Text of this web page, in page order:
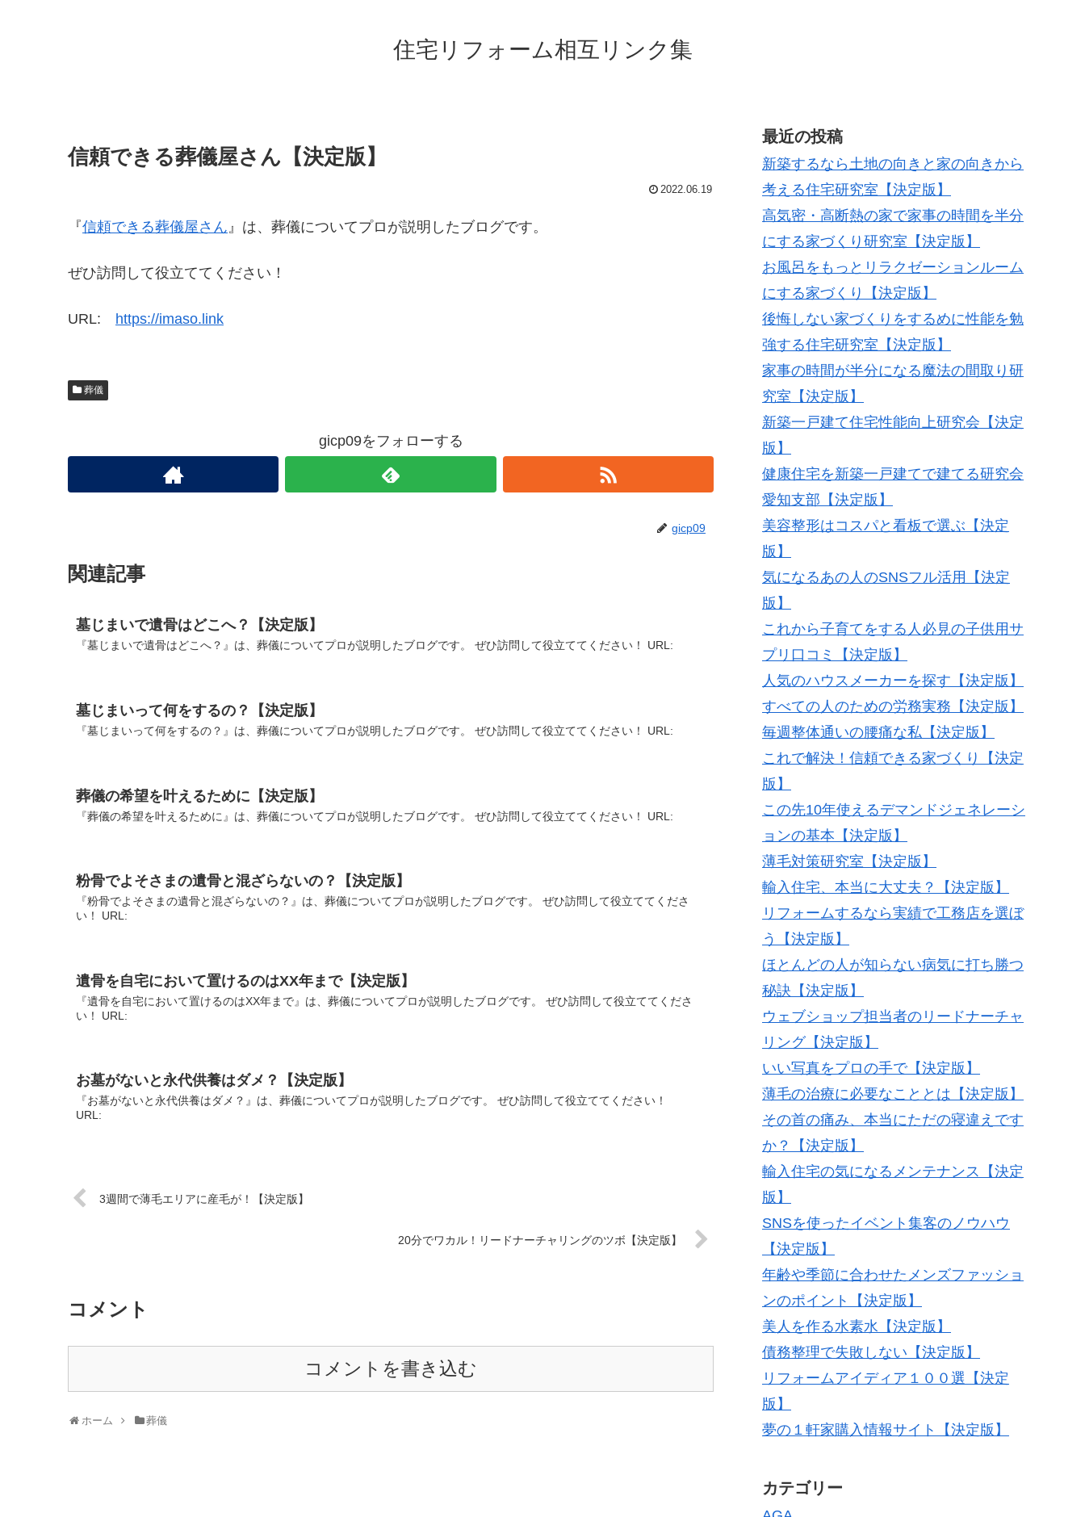
住宅リフォーム相互リンク集
信頼できる葬儀屋さん【決定版】
2022.06.19
『信頼できる葬儀屋さん 』は、葬儀についてプロが説明したブログです。
ぜひ訪問して役立ててください！
URL: https://imaso.link
葬儀
gicp09をフォローする
gicp09
関連記事
墓じまいで遺骨はどこへ？【決定版】
『墓じまいで遺骨はどこへ？』は、葬儀についてプロが説明したブログです。 ぜひ訪問して役立ててください！ URL:
墓じまいって何をするの？【決定版】
『墓じまいって何をするの？』は、葬儀についてプロが説明したブログです。 ぜひ訪問して役立ててください！ URL:
葬儀の希望を叶えるために【決定版】
『葬儀の希望を叶えるために』は、葬儀についてプロが説明したブログです。 ぜひ訪問して役立ててください！ URL:
粉骨でよそさまの遺骨と混ざらないの？【決定版】
『粉骨でよそさまの遺骨と混ざらないの？』は、葬儀についてプロが説明したブログです。 ぜひ訪問して役立ててくださ
い！ URL:
遺骨を自宅において置けるのはXX年まで【決定版】
『遺骨を自宅において置けるのはXX年まで』は、葬儀についてプロが説明したブログです。 ぜひ訪問して役立ててくださ
い！ URL:
お墓がないと永代供養はダメ？【決定版】
『お墓がないと永代供養はダメ？』は、葬儀についてプロが説明したブログです。 ぜひ訪問して役立ててください！
URL:
3週間で薄毛エリアに産毛が！【決定版】
20分でワカル！リードナーチャリングのツボ【決定版】
コメント
コメントを書き込む
ホーム 葬儀
最近の投稿
新築するなら土地の向きと家の向きから
考える住宅研究室【決定版】
高気密・高断熱の家で家事の時間を半分
にする家づくり研究室【決定版】
お風呂をもっとリラクゼーションルーム
にする家づくり【決定版】
後悔しない家づくりをするめに性能を勉
強する住宅研究室【決定版】
家事の時間が半分になる魔法の間取り研
究室【決定版】
新築一戸建て住宅性能向上研究会【決定
版】
健康住宅を新築一戸建てで建てる研究会
愛知支部【決定版】
美容整形はコスパと看板で選ぶ【決定
版】
気になるあの人のSNSフル活用【決定
版】
これから子育てをする人必見の子供用サ
プリ口コミ【決定版】
人気のハウスメーカーを探す【決定版】
すべての人のための労務実務【決定版】
毎週整体通いの腰痛な私【決定版】
これで解決！信頼できる家づくり【決定
版】
この先10年使えるデマンドジェネレーシ
ョンの基本【決定版】
薄毛対策研究室【決定版】
輸入住宅、本当に大丈夫？【決定版】
リフォームするなら実績で工務店を選ぼ
う【決定版】
ほとんどの人が知らない病気に打ち勝つ
秘訣【決定版】
ウェブショップ担当者のリードナーチャ
リング【決定版】
いい写真をプロの手で【決定版】
薄毛の治療に必要なこととは【決定版】
その首の痛み、本当にただの寝違えです
か？【決定版】
輸入住宅の気になるメンテナンス【決定
版】
SNSを使ったイベント集客のノウハウ
【決定版】
年齢や季節に合わせたメンズファッショ
ンのポイント【決定版】
美人を作る水素水【決定版】
債務整理で失敗しない【決定版】
リフォームアイディア１００選【決定
版】
夢の１軒家購入情報サイト【決定版】
カテゴリー